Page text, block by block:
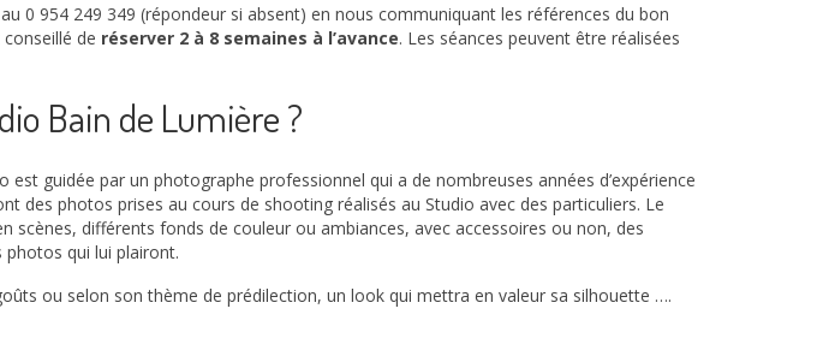
0 954 249 349 (répondeur si absent) en nous communiquant les références du bon
conseillé de réserver 2 à 8 semaines à l’avance. Les séances peuvent être réalisées
Bain de Lumière ?
est guidée par un photographe professionnel qui a de nombreuses années d’expérience
des photos prises au cours de shooting réalisés au Studio avec des particuliers. Le
différents fonds de couleur ou ambiances, avec accessoires ou non, des
qui lui plairont.
ou selon son thème de prédilection, un look qui mettra en valeur sa silhouette ….